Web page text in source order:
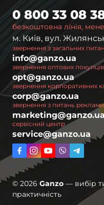
безкоштовна лінія,
0 800 33 08
м. Київ, вул.
звернення з загальних
info@ganzo.ua
звернення оптових покупців
opt@ganzo.ua
звернення корпоративних
corp@ganzo.ua
звернення з питань реклами
marketing@ganzo.ua
сервісний центр
service@ganzo.ua
© 2026 Ganzo — вибір
практичність